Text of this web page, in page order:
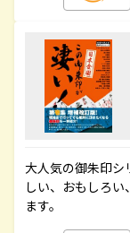
大人気の御朱印シ
しい、おもしろ
ます。